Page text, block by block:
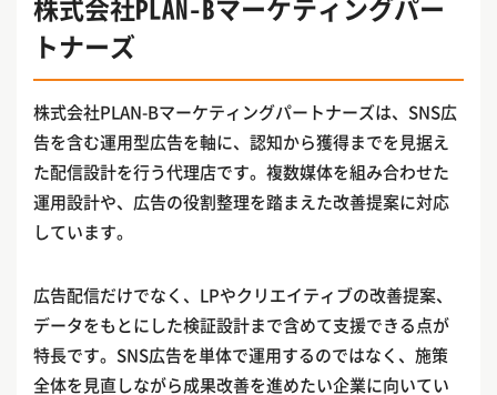
株式会社PLAN-Bマーケティングパー
トナーズ
株式会社PLAN-Bマーケティングパートナーズは、SNS広
告を含む運用型広告を軸に、認知から獲得までを見据え
た配信設計を行う代理店です。複数媒体を組み合わせた
運用設計や、広告の役割整理を踏まえた改善提案に対応
しています。
広告配信だけでなく、LPやクリエイティブの改善提案、
データをもとにした検証設計まで含めて支援できる点が
特長です。SNS広告を単体で運用するのではなく、施策
全体を見直しながら成果改善を進めたい企業に向いてい